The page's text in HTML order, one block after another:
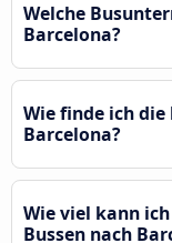
Welche
Barcelona?
Wie finde ich
Barcelona?
Wie viel kann
Bussen nach